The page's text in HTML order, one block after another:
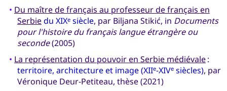
• Du maître de français au professeur de français en
Serbiedu XIXesiècle, par Biljana Stikić, in Documents
pour l'histoire du français langue étrangère ou
seconde(2005)
• La représentation du pouvoir en Serbie médiévale:
territoire, architecture et image (XIIe-XIVesiècles), par
Véronique Deur-Petiteau, thèse (2021)